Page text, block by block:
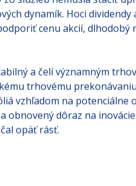
nesie prémiový charakter,
jasných katalyzátorov
služieb nemusia stačiť
dynamík. Hoci dividendy
cenu akcií, dlhodobý
a čelí významným
trhovému
vzhľadom na potenciálne
obnovený dôraz na
opäť rásť.